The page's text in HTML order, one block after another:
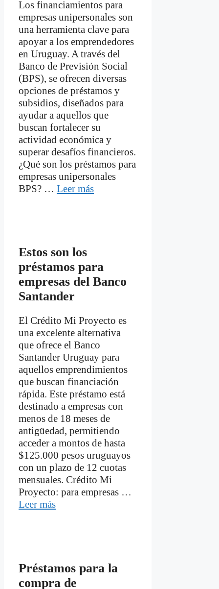
Los financiamientos para
empresas unipersonales son
una herramienta clave para
apoyar a los emprendedores
en Uruguay. A través del
Banco de Previsión Social
(BPS), se ofrecen diversas
opciones de préstamos y
subsidios, diseñados para
ayudar a aquellos que
buscan fortalecer su
actividad económica y
superar desafíos financieros.
¿Qué son los préstamos para
empresas unipersonales
BPS? … Leer más
Estos son los
préstamos para
empresas del Banco
Santander
El Crédito Mi Proyecto es
una excelente alternativa
que ofrece el Banco
Santander Uruguay para
aquellos emprendimientos
que buscan financiación
rápida. Este préstamo está
destinado a empresas con
menos de 18 meses de
antigüedad, permitiendo
acceder a montos de hasta
$125.000 pesos uruguayos
con un plazo de 12 cuotas
mensuales. Crédito Mi
Proyecto: para empresas …
Leer más
Préstamos para la
compra de